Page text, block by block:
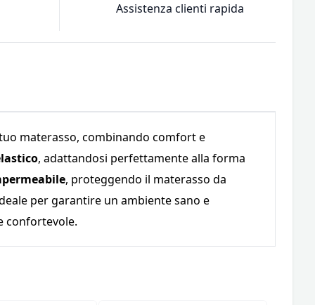
Assistenza clienti rapida
materasso, combinando comfort e
, adattandosi perfettamente alla forma
, proteggendo il materasso da
per garantire un ambiente sano e
confortevole.